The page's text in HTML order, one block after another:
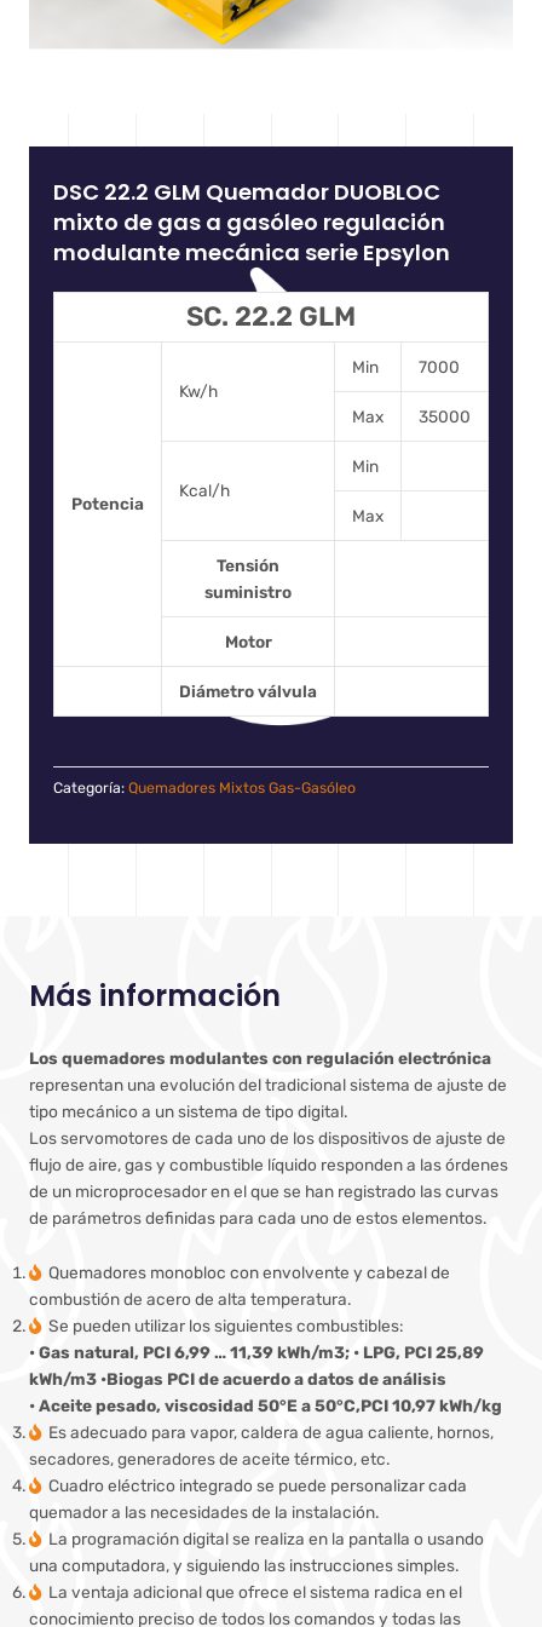
DSC 22.2 GLM Quemador DUOBLOC
mixto de gas a gasóleo regulación
modulante mecánica serie Epsylon
SC. 22.2 GLM
Potencia
Kw/h
Min 7000
Max 35000
Kcal/h
Min
Max
Tensión
suministro
Motor
Diámetro válvula
Categoría: Quemadores Mixtos Gas-Gasóleo
Más información
Los quemadores modulantes con regulación electrónica
representan una evolución del tradicional sistema de ajuste de
tipo mecánico a un sistema de tipo digital.
Los servomotores de cada uno de los dispositivos de ajuste de
flujo de aire, gas y combustible líquido responden a las órdenes
de un microprocesador en el que se han registrado las curvas
de parámetros definidas para cada uno de estos elementos.
Quemadores monobloc con envolvente y cabezal de
combustión de acero de alta temperatura.
Se pueden utilizar los siguientes combustibles:
• Gas natural, PCI 6,99 … 11,39 kWh/m3; • LPG, PCI 25,89
kWh/m3 •Biogas PCI de acuerdo a datos de análisis
• Aceite pesado, viscosidad 50°E a 50°C,PCI 10,97 kWh/kg
Es adecuado para vapor, caldera de agua caliente, hornos,
secadores, generadores de aceite térmico, etc.
Cuadro eléctrico integrado se puede personalizar cada
quemador a las necesidades de la instalación.
La programación digital se realiza en la pantalla o usando
una computadora, y siguiendo las instrucciones simples.
La ventaja adicional que ofrece el sistema radica en el
conocimiento preciso de todos los comandos y todas las